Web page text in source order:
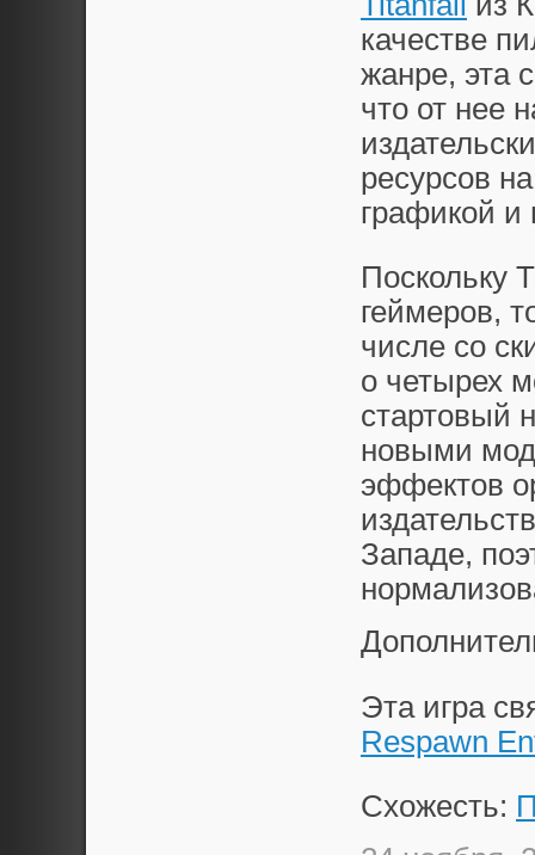
качестве
жанре, эта
что от нее
ресурсов
графикой и
Поскольку
геймеров,
числе со
о четырех
стартовый
новыми
эффектов
Западе,
Эта игра
Respawn
Схожесть: